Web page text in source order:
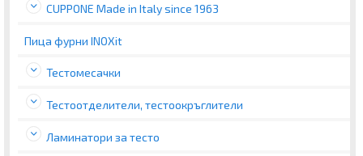
CUPPONE Made in Italy since 1963
Пица фурни INOXit
Тестомесачки
Тестоотделители, тестоокръглители
Ламинатори за тесто